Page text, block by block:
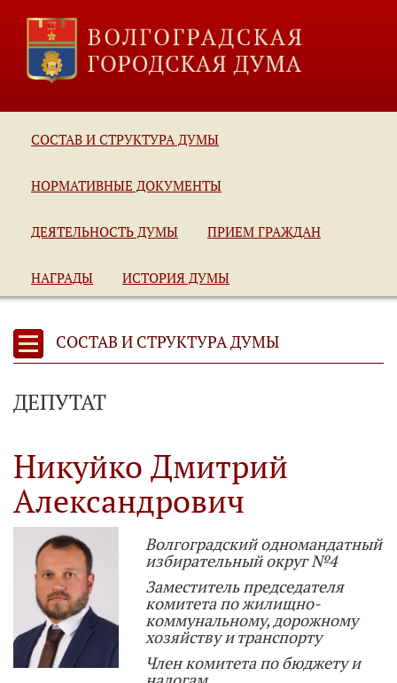
СОСТАВ И СТРУКТУРА ДУМЫ
НОРМАТИВНЫЕ ДОКУМЕНТЫ
ДЕЯТЕЛЬНОСТЬ ДУМЫ ПРИЕМ ГРАЖДАН
НАГРАДЫ ИСТОРИЯ ДУМЫ
СОСТАВ И СТРУКТУРА ДУМЫ
ДЕПУТАТ
Никуйко Дмитрий
Александрович
Волгоградский одномандатный
избирательный округ №4
Заместитель председателя
комитета по жилищно-
коммунальному, дорожному
хозяйству и транспорту
Член комитета по бюджету и